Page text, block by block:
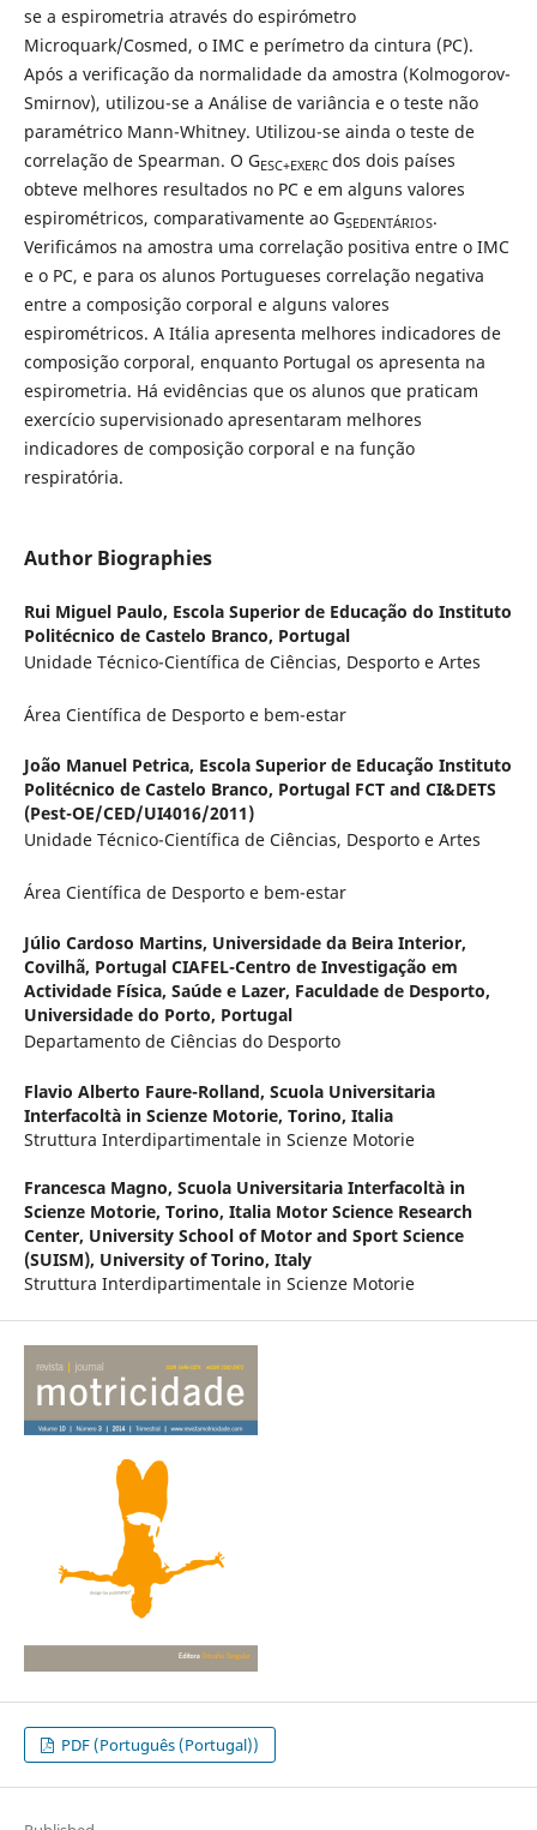
se a espirometria através do espirómetro
Microquark/Cosmed, o IMC e perímetro da cintura (PC).
Após a verificação da normalidade da amostra (Kolmogorov-
Smirnov), utilizou-se a Análise de variância e o teste não
paramétrico Mann-Whitney. Utilizou-se ainda o teste de
correlação de Spearman. O GESC+EXERC dos dois países
obteve melhores resultados no PC e em alguns valores
espirométricos, comparativamente ao GSEDENTÁRIOS.
Verificámos na amostra uma correlação positiva entre o IMC
e o PC, e para os alunos Portugueses correlação negativa
entre a composição corporal e alguns valores
espirométricos. A Itália apresenta melhores indicadores de
composição corporal, enquanto Portugal os apresenta na
espirometria. Há evidências que os alunos que praticam
exercício supervisionado apresentaram melhores
indicadores de composição corporal e na função
respiratória.
Author Biographies
Rui Miguel Paulo, Escola Superior de Educação do Instituto
Politécnico de Castelo Branco, Portugal
Unidade Técnico-Científica de Ciências, Desporto e Artes
Área Científica de Desporto e bem-estar
João Manuel Petrica, Escola Superior de Educação Instituto
Politécnico de Castelo Branco, Portugal FCT and CI&DETS
(Pest-OE/CED/UI4016/2011)
Unidade Técnico-Científica de Ciências, Desporto e Artes
Área Científica de Desporto e bem-estar
Júlio Cardoso Martins, Universidade da Beira Interior,
Covilhã, Portugal CIAFEL-Centro de Investigação em
Actividade Física, Saúde e Lazer, Faculdade de Desporto,
Universidade do Porto, Portugal
Departamento de Ciências do Desporto
Flavio Alberto Faure-Rolland, Scuola Universitaria
Interfacoltà in Scienze Motorie, Torino, Italia
Struttura Interdipartimentale in Scienze Motorie
Francesca Magno, Scuola Universitaria Interfacoltà in
Scienze Motorie, Torino, Italia Motor Science Research
Center, University School of Motor and Sport Science
(SUISM), University of Torino, Italy
Struttura Interdipartimentale in Scienze Motorie
PDF (Português (Portugal))